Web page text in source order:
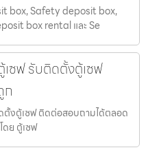
box, Safety deposit box,
box rental และ Se
เซฟ รับติดตั้งตู้เซฟ
ก
ตั้งตู้เซฟ ติดต่อสอบถามได้ตลอด
ดย ตู้เซฟ